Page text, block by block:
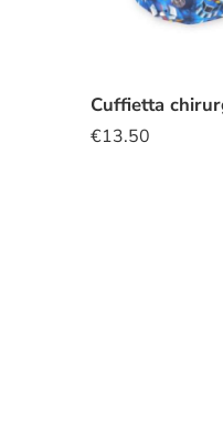
Cuffietta
€13.50